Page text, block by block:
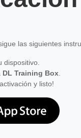
las siguientes
dispositivo.
DL Training Box.
y listo!